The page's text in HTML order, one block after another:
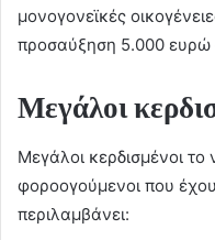
μονογονεϊκές
προσαύξηση 5.000 ευρώ
Μεγάλοι
Μεγάλοι κερδισμένοι το
φοροογούμενοι που
περιλαμβάνει: